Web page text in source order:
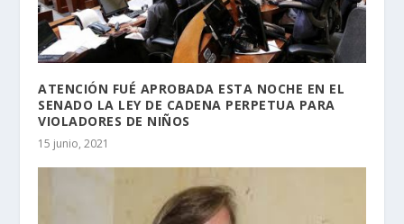
ATENCIÓN FUÉ APROBADA ESTA NOCHE EN EL
SENADO LA LEY DE CADENA PERPETUA PARA
VIOLADORES DE NIÑOS
15 junio, 2021